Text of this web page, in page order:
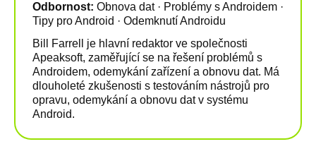
Odbornost: Obnova dat · Problémy s Androidem ·
Tipy pro Android · Odemknutí Androidu
Bill Farrell je hlavní redaktor ve společnosti
Apeaksoft, zaměřující se na řešení problémů s
Androidem, odemykání zařízení a obnovu dat. Má
dlouholeté zkušenosti s testováním nástrojů pro
opravu, odemykání a obnovu dat v systému
Android.